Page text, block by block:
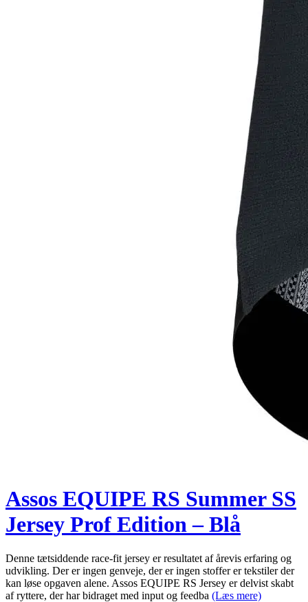
Assos EQUIPE RS Summer SS
Jersey Prof Edition – Blå
Denne tætsiddende race-fit jersey er resultatet af årevis erfaring og
udvikling. Der er ingen genveje, der er ingen stoffer er tekstiler der
kan løse opgaven alene. Assos EQUIPE RS Jersey er delvist skabt
af ryttere, der har bidraget med input og feedba (Læs mere)